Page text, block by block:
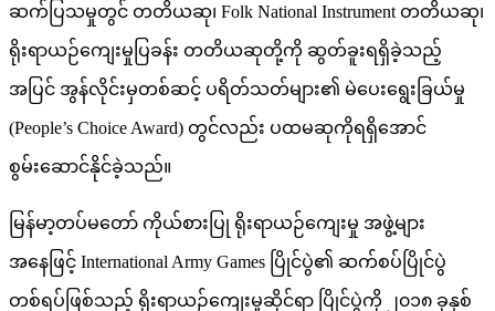
ဆက်ပြသမှုတွင် တတိယဆု၊ Folk National Instrument တတိယဆု၊
ရိုးရာယဉ်ကျေးမှုပြခန်း တတိယဆုတို့ကို ဆွတ်ခူးရရှိခဲ့သည့်
အပြင် အွန်လိုင်းမှတစ်ဆင့် ပရိတ်သတ်များ၏ မဲပေးရွေးခြယ်မှု
(People’s Choice Award) တွင်လည်း ပထမဆုကိုရရှိအောင်
စွမ်းဆောင်နိုင်ခဲ့သည်။
မြန်မာ့တပ်မတော် ကိုယ်စားပြု ရိုးရာယဉ်ကျေးမှု အဖွဲ့များ
အနေဖြင့် International Army Games ပြိုင်ပွဲ၏ ဆက်စပ်ပြိုင်ပွဲ
တစ်ရပ်ဖြစ်သည့် ရိုးရာယဉ်ကျေးမှုဆိုင်ရာ ပြိုင်ပွဲကို ၂၀၁၈ ခုနှစ်